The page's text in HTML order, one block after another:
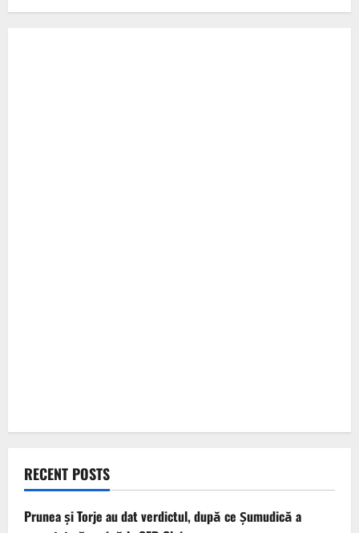
RECENT POSTS
Prunea și Torje au dat verdictul, după ce Șumudică a